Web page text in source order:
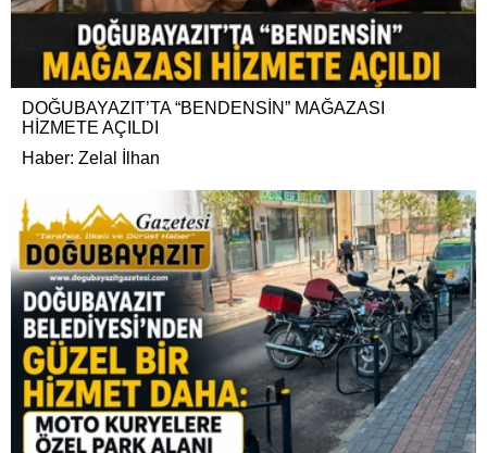
DOĞUBAYAZIT’TA “BENDENSİN” MAĞAZASI
HİZMETE AÇILDI
Haber: Zelal İlhan